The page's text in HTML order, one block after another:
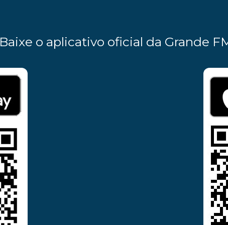
Baixe o aplicativo oficial da Grande